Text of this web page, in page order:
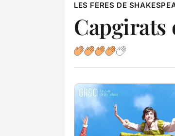
LES FERES DE
Capgirats